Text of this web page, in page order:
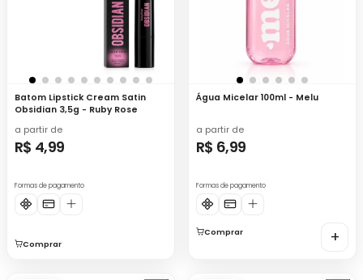
Batom Lipstick Cream Satin
Obsidian 3,5g - Ruby Rose
a partir de
R$ 4,99
Formas de pagamento
Comprar
Água Micelar 100ml - Melu
a partir de
R$ 6,99
Formas de pagamento
Comprar +